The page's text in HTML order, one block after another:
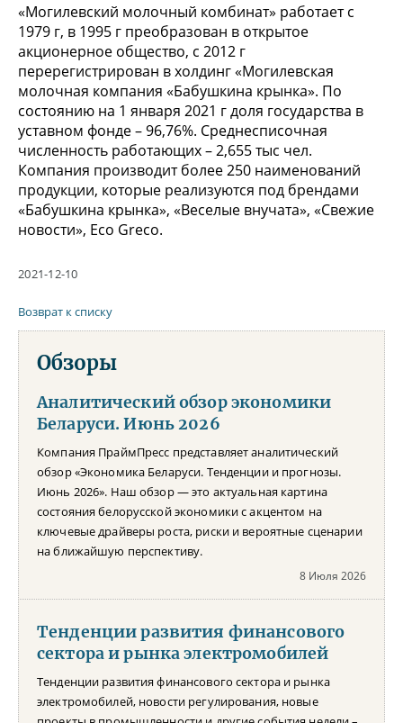
«Могилевский молочный комбинат» работает с
1979 г, в 1995 г преобразован в открытое
акционерное общество, с 2012 г
перерегистрирован в холдинг «Могилевская
молочная компания «Бабушкина крынка». По
состоянию на 1 января 2021 г доля государства в
уставном фонде – 96,76%. Среднесписочная
численность работающих – 2,655 тыс чел.
Компания производит более 250 наименований
продукции, которые реализуются под брендами
«Бабушкина крынка», «Веселые внучата», «Свежие
новости», Eco Greco.
2021-12-10
Возврат к списку
Обзоры
Аналитический обзор экономики
Беларуси. Июнь 2026
Компания ПраймПресс представляет аналитический
обзор «Экономика Беларуси. Тенденции и прогнозы.
Июнь 2026». Наш обзор — это актуальная картина
состояния белорусской экономики с акцентом на
ключевые драйверы роста, риски и вероятные сценарии
на ближайшую перспективу.
8 Июля 2026
Тенденции развития финансового
сектора и рынка электромобилей
Тенденции развития финансового сектора и рынка
электромобилей, новости регулирования, новые